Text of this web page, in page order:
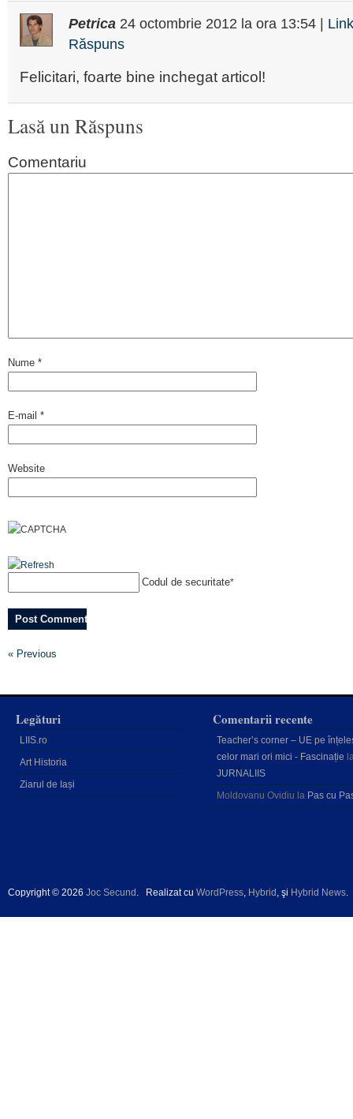
Petrica 24 octombrie 2012 la ora 13:54
Răspuns
Felicitari, foarte bine inchegat articol!
Lasă un Răspuns
Comentariu
Nume *
E-mail *
Website
Codul de securitate*
« Previous
Legături
LIIS.ro
Art Historia
Ziarul de Iași
Comentarii recente
Teacher’s corner – UE pe
celor mari ori mici - Fascinație
JURNALIIS
Moldovanu Ovidiu la Pas cu
Copyright © 2026 Joc Secund . Realizat cu WordPress, Hybrid , şi Hybrid News.